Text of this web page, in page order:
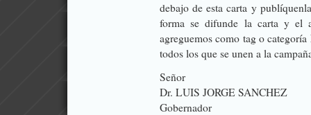
debajo de esta carta y
forma se difunde la carta y el
agreguemos como tag o categoría
todos los que se unen a la
Señor
Dr. LUIS JORGE SANCHEZ
Gobernador